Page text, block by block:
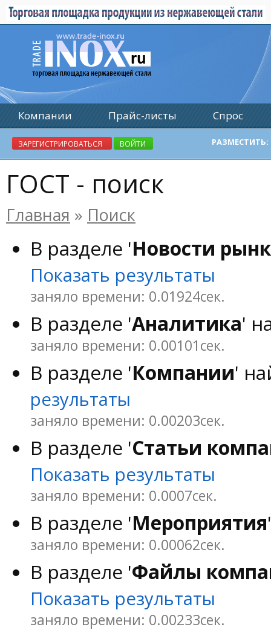
ГОСТ - поиск
Главная » Поиск
В разделе 'Новости
Показать результаты
заняло времени: 0.01924сек.
В разделе 'Аналитика'
заняло времени: 0.00101сек.
В разделе 'Компании'
результаты
заняло времени: 0.00203сек.
В разделе 'Статьи
Показать результаты
заняло времени: 0.0007сек.
В разделе 'Мероприятия
заняло времени: 0.00062сек.
В разделе 'Файлы
Показать результаты
заняло времени: 0.00233сек.
Компании Прайс-листы
Спрос
Реклама
ЗАРЕГИСТРИРОВАТЬСЯ ВОЙТИ РАЗМЕСТИТЬ: